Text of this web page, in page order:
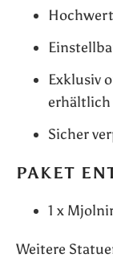
Exklusiv
erhältlich
Sicher
PAKET
1 x
Weitere